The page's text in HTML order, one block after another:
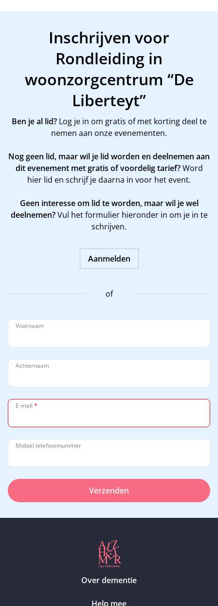
Inschrijven voor
Rondleiding in
woonzorgcentrum “De
Liberteyt”
Ben je al lid?Log je in om gratis of met korting deel te
nemen aan onze evenementen.
Nog geen lid, maar wil je lid worden en deelnemen aan
dit evenement met gratis of voordelig tarief?Word
hier lid en schrijf je daarna in voor het event.
Geen interesse om lid te worden, maar wil je wel
deelnemen?Vul het formulier hieronder in om je in te
schrijven.
Aanmelden
of
Voornaam
Achternaam
E-mail *
Mobiel telefoonnummer
Verzenden
Over dementie
Help mee